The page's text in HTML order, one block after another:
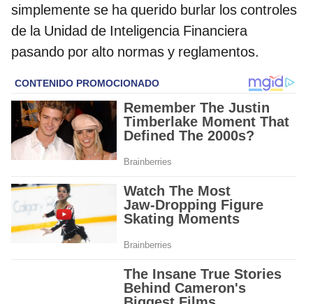
simplemente se ha querido burlar los controles
de la Unidad de Inteligencia Financiera
pasando por alto normas y reglamentos.